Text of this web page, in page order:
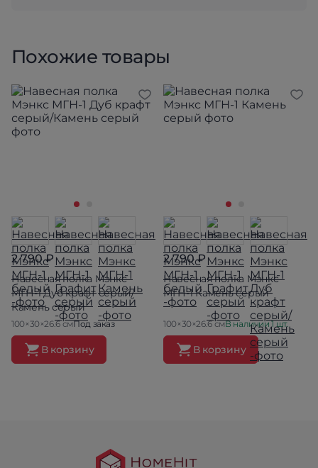
Похожие товары
2 790 ₽
Навесная полка Мэнкс
МГН-1 Дуб крафт серый/
Камень серый
100×30×26.6 смПод заказ
В корзину
2 790 ₽
Навесная полка Мэнкс
МГН-1 Камень серый
100×30×26.6 смВ наличии 1 шт.
В корзину